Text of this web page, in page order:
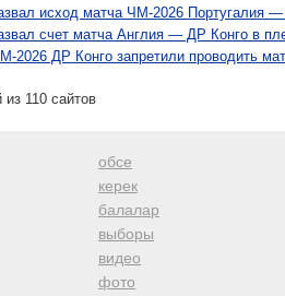
исход матча ЧМ-2026 Португалия
счет матча Англия — ДР Конго в
2026 ДР Конго запретили проводить
110 сайтов
обсе
керек
балалар
выборы
видео
фото